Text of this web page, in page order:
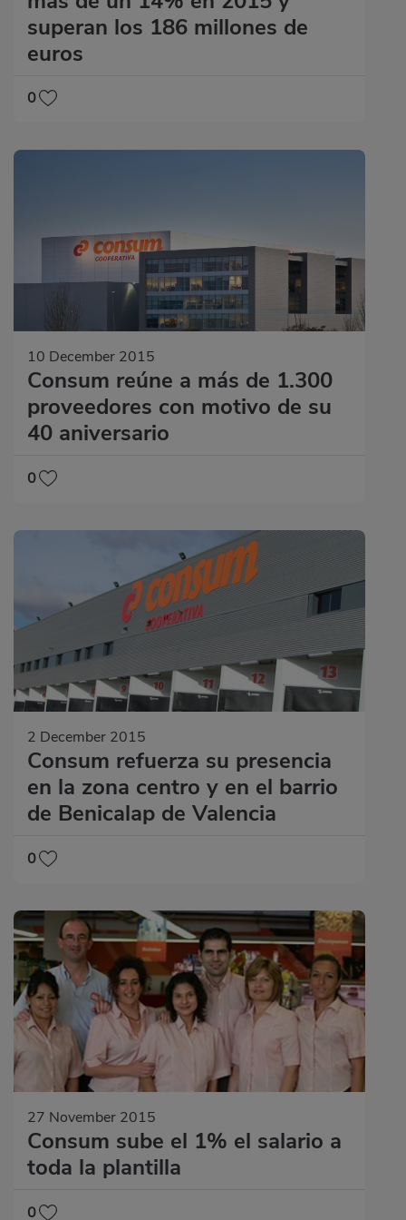
superan los 186 millones de
euros
0
10 December 2015
Consum reúne a más de 1.300
proveedores con motivo de su
40 aniversario
0
2 December 2015
Consum refuerza su presencia
en la zona centro y en el barrio
de Benicalap de Valencia
0
27 November 2015
Consum sube el 1% el salario a
toda la plantilla
0